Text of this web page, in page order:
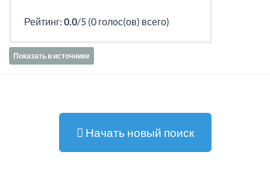
Рейтинг: 0.0/5 (0 голос(ов) всего)
Показать в источнике
Начать новый поиск